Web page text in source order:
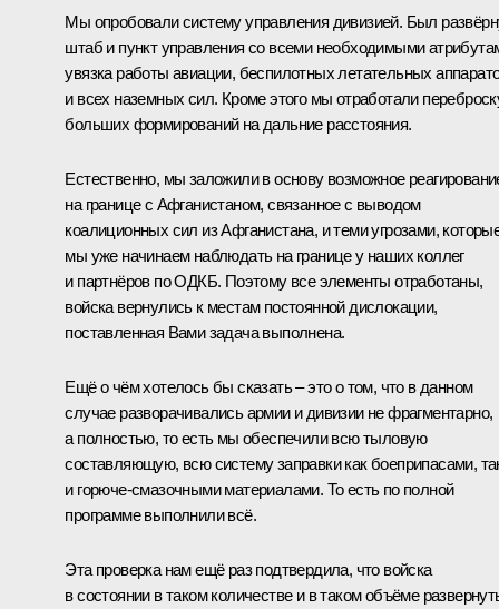
Мы опробовали систему управления дивизией. Был
штаб и пункт управления со всеми необходимыми
увязка работы авиации, беспилотных летательных
и всех наземных сил. Кроме этого мы отработали
больших формирований на дальние расстояния.
Естественно, мы заложили в основу возможное
на границе с Афганистаном, связанное с выводом
коалиционных сил из Афганистана, и теми угрозами,
мы уже начинаем наблюдать на границе у наших коллег
и партнёров поОДКБ. Поэтому все элементы отработаны,
войска вернулись к местам постоянной дислокации,
поставленная Вами задача выполнена.
Ещё о чём хотелось бы сказать – это о том, что в данном
случае разворачивались армии и дивизии не фрагментарно,
а полностью, то есть мы обеспечили всю тыловую
составляющую, всю систему заправки как боеприпасами,
и горюче-смазочными материалами. То есть по полной
программе выполнили всё.
Эта проверка нам ещё раз подтвердила, что войска
в состоянии в таком количестве и в таком объёме